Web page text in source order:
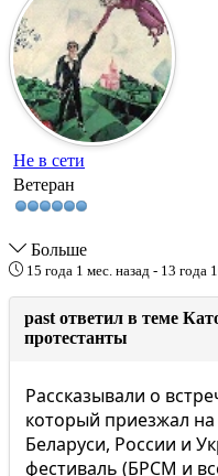
Не в сети
Ветеран
Больше
15 года 1 мес. назад - 13 года
past ответил в теме
протестанты
Рассказывали о
который приезжал
Беларуси, России и
фестиваль (БРСМ и